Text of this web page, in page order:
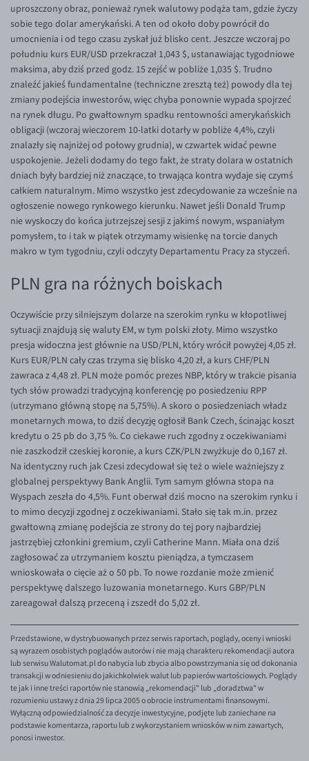
EUR/AUD
EUR/BGN
EUR/CAD
EUR/CNY
EUR/HKD
EUR/HUF
EUR/ILS
EUR/JPY
EUR/NZD
EUR/RON
EUR/SGD
EUR/ZAR
GBP/USD
USD/CHF
GBP/CHF
uproszczony obraz, ponieważ rynek walutowy podąża tam, gdzie życzy
sobie tego dolar amerykański. A ten od około doby powrócił do
umocnienia i od tego czasu zyskał już blisko cent. Jeszcze wczoraj po
południu kurs EUR/USD przekraczał 1,043 $, ustanawiając tygodniowe
maksima, aby dziś przed godz. 15 zejść w pobliże 1,035 $. Trudno
znaleźć jakieś fundamentalne (techniczne zresztą też) powody dla tej
zmiany podejścia inwestorów, więc chyba ponownie wypada spojrzeć
na rynek długu. Po gwałtownym spadku rentowności amerykańskich
obligacji (wczoraj wieczorem 10-latki dotarły w pobliże 4,4%, czyli
znalazły się najniżej od połowy grudnia), w czwartek widać pewne
uspokojenie. Jeżeli dodamy do tego fakt, że straty dolara w ostatnich
dniach były bardziej niż znaczące, to trwająca kontra wydaje się czymś
całkiem naturalnym. Mimo wszystko jest zdecydowanie za wcześnie na
ogłoszenie nowego rynkowego kierunku. Nawet jeśli Donald Trump
nie wyskoczy do końca jutrzejszej sesji z jakimś nowym, wspaniałym
pomysłem, to i tak w piątek otrzymamy wisienkę na torcie danych
makro w tym tygodniu, czyli odczyty Departamentu Pracy za styczeń.
PLN gra na różnych boiskach
Oczywiście przy silniejszym dolarze na szerokim rynku w kłopotliwej
sytuacji znajdują się waluty EM, w tym polski złoty. Mimo wszystko
presja widoczna jest głównie na USD/PLN, który wrócił powyżej 4,05 zł.
Kurs EUR/PLN cały czas trzyma się blisko 4,20 zł, a kurs CHF/PLN
zawraca z 4,48 zł. PLN może pomóc prezes NBP, który w trakcie pisania
tych słów prowadzi tradycyjną konferencję po posiedzeniu RPP
(utrzymano główną stopę na 5,75%). A skoro o posiedzeniach władz
monetarnych mowa, to dziś decyzję ogłosił Bank Czech, ścinając koszt
kredytu o 25 pb do 3,75 %. Co ciekawe ruch zgodny z oczekiwaniami
nie zaszkodził czeskiej koronie, a kurs CZK/PLN zwyżkuje do 0,167 zł.
Na identyczny ruch jak Czesi zdecydował się też o wiele ważniejszy z
globalnej perspektywy Bank Anglii. Tym samym główna stopa na
Wyspach zeszła do 4,5%. Funt oberwał dziś mocno na szerokim rynku i
to mimo decyzji zgodnej z oczekiwaniami. Stało się tak m.in. przez
gwałtowną zmianę podejścia ze strony do tej pory najbardziej
jastrzębiej członkini gremium, czyli Catherine Mann. Miała ona dziś
zagłosować za utrzymaniem kosztu pieniądza, a tymczasem
wnioskowała o cięcie aż o 50 pb. To nowe rozdanie może zmienić
perspektywę dalszego luzowania monetarnego. Kurs GBP/PLN
zareagował dalszą przeceną i zszedł do 5,02 zł.
Przedstawione, w dystrybuowanych przez serwis raportach, poglądy, oceny i wnioski
są wyrazem osobistych poglądów autorów i nie mają charakteru rekomendacji autora
lub serwisu Walutomat.pl do nabycia lub zbycia albo powstrzymania się od dokonania
transakcji w odniesieniu do jakichkolwiek walut lub papierów wartościowych. Poglądy
te jak i inne treści raportów nie stanowią „rekomendacji" lub „doradztwa" w
rozumieniu ustawy z dnia 29 lipca 2005 o obrocie instrumentami finansowymi.
Wyłączną odpowiedzialność za decyzje inwestycyjne, podjęte lub zaniechane na
podstawie komentarza, raportu lub z wykorzystaniem wniosków w nim zawartych,
ponosi inwestor.